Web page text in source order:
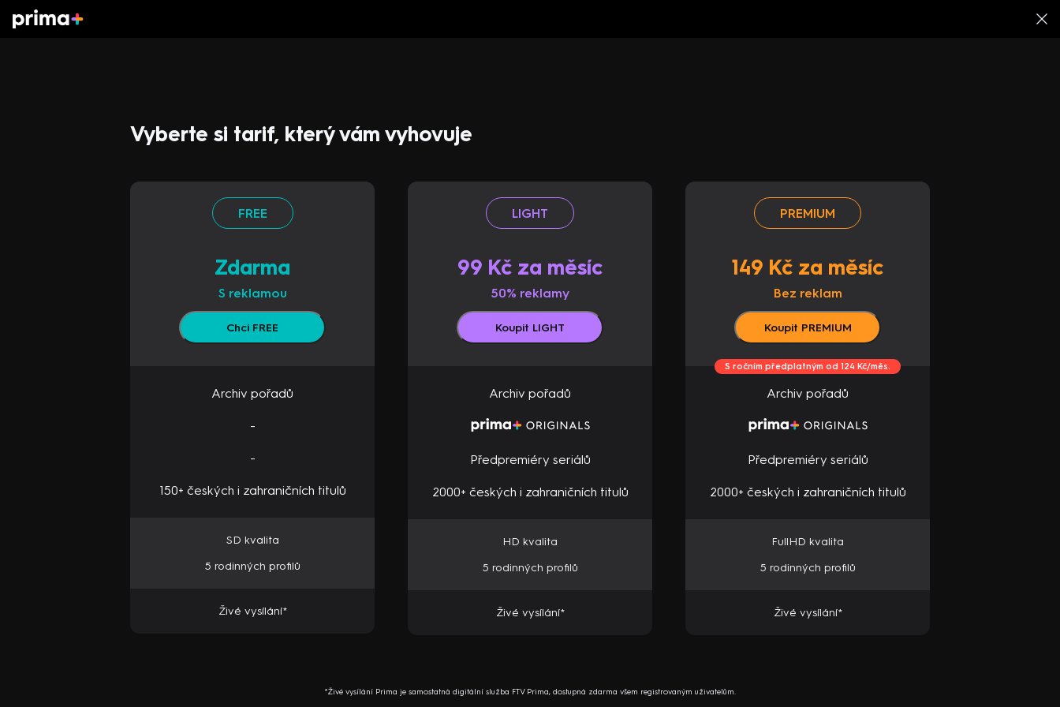
Vyberte si tarif, který vám vyhovuje
FREE
Zdarma
S reklamou
Chci FREE
Archiv pořadů
-
-
150+ českých i zahraničních titulů
SD kvalita
5 rodinných profilů
Živé vysílání*
LIGHT
99 Kč za měsíc
50% reklamy
Koupit LIGHT
Archiv pořadů
Předpremiéry seriálů
2000+ českých i zahraničních titulů
HD kvalita
5 rodinných profilů
Živé vysílání*
PREMIUM
149 Kč za měsíc
Bez reklam
Koupit PREMIUM
S ročním předplatným od 124 Kč/měs.
Archiv pořadů
Předpremiéry seriálů
2000+ českých i zahraničních titulů
FullHD kvalita
5 rodinných profilů
Živé vysílání*
*Živé vysílání Prima je samostatná digitální služba FTV Prima, dostupná zdarma všem registrovaným uživatelům.